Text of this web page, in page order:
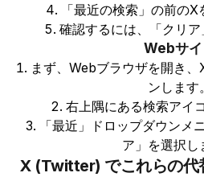
「最近の検索」の前のX
確認するには、「クリア
Webサイ
まず、Webブラウザを開き
ンします。
右上隅にある検索アイ
「最近」ドロップダウンメ
ア」を選択し
X (Twitter) でこれらの代